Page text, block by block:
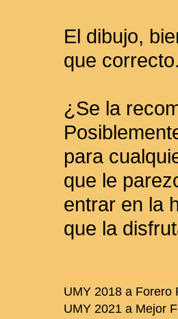
El dibujo,
que
¿Se la
para
que le
entrar en la
que la
UMY 2018 a Forero
UMY 2021 a Mejor